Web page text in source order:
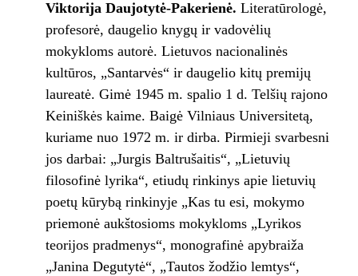
Viktorija Daujotytė-Pakerienė. Literatūrologė,
profesorė, daugelio knygų ir vadovėlių
mokykloms autorė. Lietuvos nacionalinės
kultūros, „Santarvės“ ir daugelio kitų premijų
laureatė. Gimė 1945 m. spalio 1 d. Telšių rajono
Keiniškės kaime. Baigė Vilniaus Universitetą,
kuriame nuo 1972 m. ir dirba. Pirmieji svarbesni
jos darbai: „Jurgis Baltrušaitis“, „Lietuvių
filosofinė lyrika“, etiudų rinkinys apie lietuvių
poetų kūrybą rinkinyje „Kas tu esi, mokymo
priemonė aukštosioms mokykloms „Lyrikos
teorijos pradmenys“, monografinė apybraiža
„Janina Degutytė“, „Tautos žodžio lemtys“,